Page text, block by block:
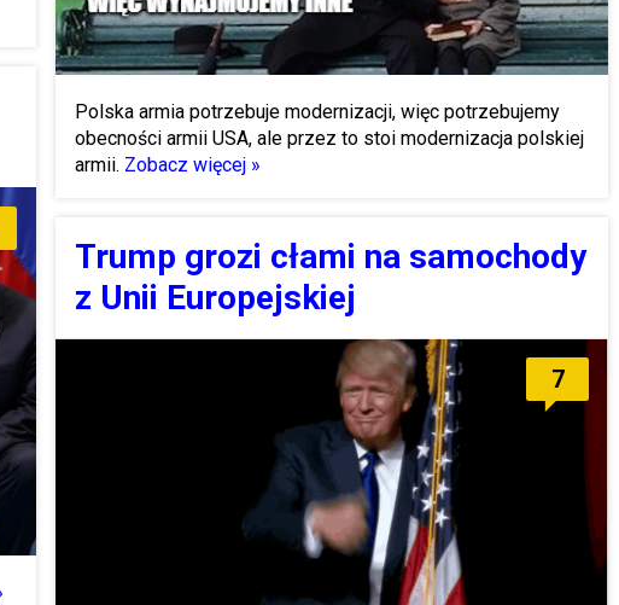
Polska armia potrzebuje modernizacji, więc potrzebujemy
obecności armii USA, ale przez to stoi modernizacja polskiej
armii. Zobacz więcej »
Trump grozi cłami na samochody
z Unii Europejskiej
7